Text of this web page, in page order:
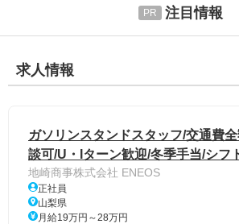
注目情報
求人情報
ガソリンスタンドスタッフ/交通費
談可/U・Iターン歓迎/冬季手当/シフ
地崎商事株式会社 ENEOS
正社員
山梨県
月給19万円～28万円